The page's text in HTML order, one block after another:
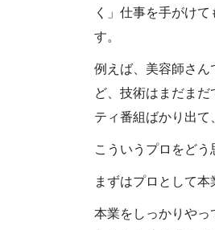
く」仕事を手がけ
す。
例えば、美容師さん
ど、技術はまだま
ティ番組ばかり出て
こういうプロをどう
まずはプロとして
本業をしっかりやっ